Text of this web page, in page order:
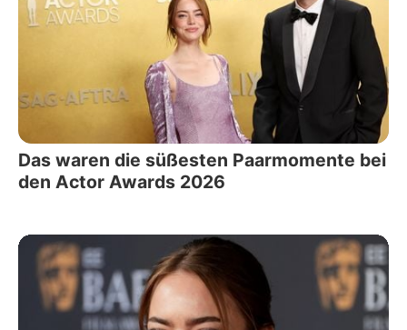
Das waren die süßesten Paarmomente bei
den Actor Awards 2026